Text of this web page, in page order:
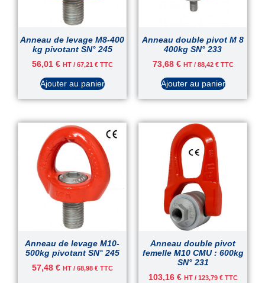
Anneau de levage M8-400
kg pivotant SN° 245
56,01 € HT / 67,21 €TTC
Ajouter au panier
Anneau double pivot M 8
400kg SN° 233
73,68 € HT / 88,42 €TTC
Ajouter au panier
Anneau de levage M10-
500kg pivotant SN° 245
57,48 € HT / 68,98 €TTC
Anneau double pivot
femelle M10 CMU : 600kg
SN° 231
103,16 € HT / 123,79 €TTC